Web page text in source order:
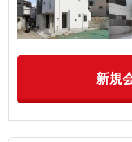
新規